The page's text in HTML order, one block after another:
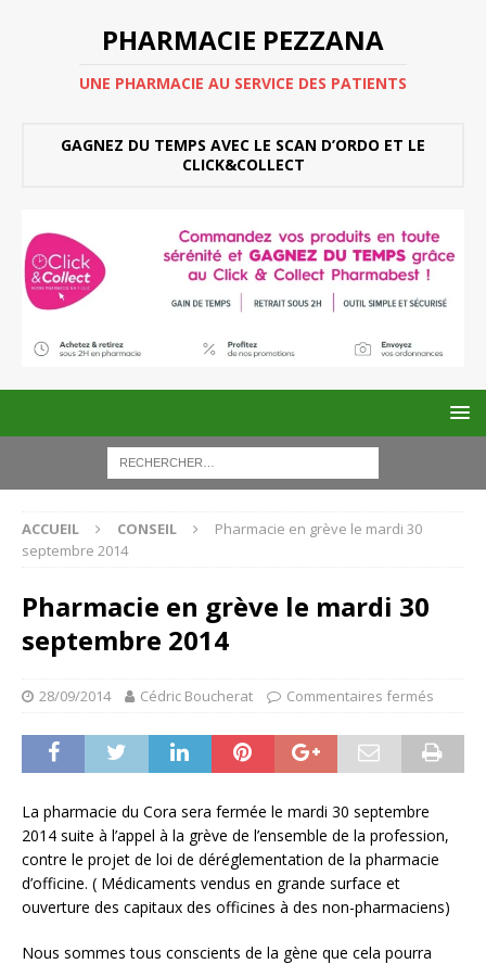
PHARMACIE PEZZANA
UNE PHARMACIE AU SERVICE DES PATIENTS
GAGNEZ DU TEMPS AVEC LE SCAN D’ORDO ET LE
CLICK&COLLECT
ACCUEIL CONSEIL
Pharmacie en grève le mardi 30
septembre 2014
Pharmacie en grève le mardi 30
septembre 2014
28/09/2014 Cédric Boucherat Commentaires fermés
La pharmacie du Cora sera fermée le mardi 30 septembre
2014 suite à l’appel à la grève de l’ensemble de la profession,
contre le projet de loi de déréglementation de la pharmacie
d’officine. ( Médicaments vendus en grande surface et
ouverture des capitaux des officines à des non-pharmaciens)
Nous sommes tous conscients de la gène que cela pourra